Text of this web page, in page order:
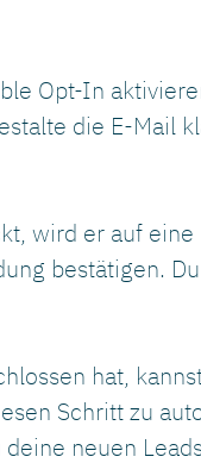
Opt-In
die E-Mail
wird er auf
bestätigen.
hat,
Schritt zu
neuen